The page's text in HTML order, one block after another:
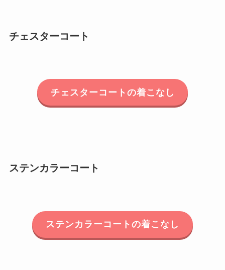
チェスターコート
チェスターコートの着こなし
ステンカラーコート
ステンカラーコートの着こなし